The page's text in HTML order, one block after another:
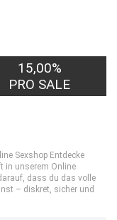
15,00%
PRO SALE
Sexshop Entdecke
in unserem Online
dass du das volle
– diskret, sicher und